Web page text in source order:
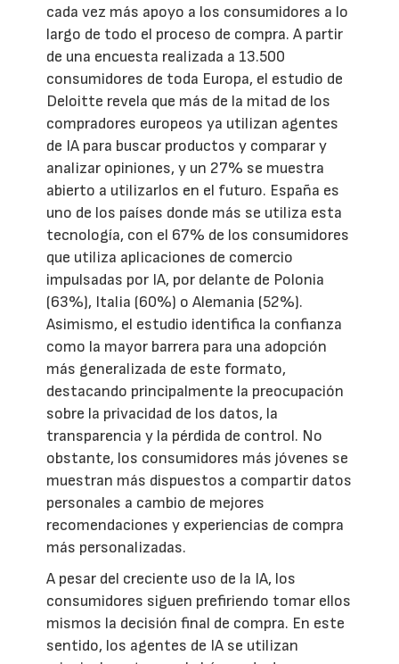
cada vez más apoyo a los consumidores a lo
largo de todo el proceso de compra. A partir
de una encuesta realizada a 13.500
consumidores de toda Europa, el estudio de
Deloitte revela que más de la mitad de los
compradores europeos ya utilizan agentes
de IA para buscar productos y comparar y
analizar opiniones, y un 27% se muestra
abierto a utilizarlos en el futuro. España es
uno de los países donde más se utiliza esta
tecnología, con el 67% de los consumidores
que utiliza aplicaciones de comercio
impulsadas por IA, por delante de Polonia
(63%), Italia (60%) o Alemania (52%).
Asimismo, el estudio identifica la confianza
como la mayor barrera para una adopción
más generalizada de este formato,
destacando principalmente la preocupación
sobre la privacidad de los datos, la
transparencia y la pérdida de control. No
obstante, los consumidores más jóvenes se
muestran más dispuestos a compartir datos
personales a cambio de mejores
recomendaciones y experiencias de compra
más personalizadas.
A pesar del creciente uso de la IA, los
consumidores siguen prefiriendo tomar ellos
mismos la decisión final de compra. En este
sentido, los agentes de IA se utilizan